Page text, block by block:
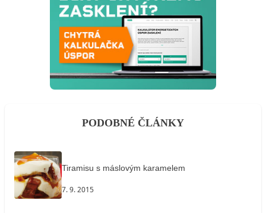
PODOBNÉ ČLÁNKY
Tiramisu s máslovým karamelem
7. 9. 2015